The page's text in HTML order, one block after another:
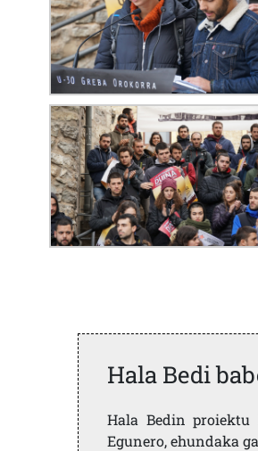
Hala Bedi
Hala Bedin
Egunero, ehundaka